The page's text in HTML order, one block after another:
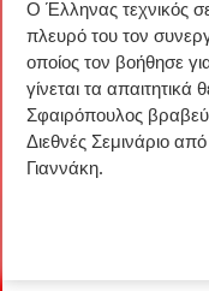
Ο Έλληνας τεχνικός
πλευρό του τον
οποίος τον βοήθησε
γίνεται τα
Σφαιρόπουλος
Διεθνές Σεμινάριο
Γιαννάκη.